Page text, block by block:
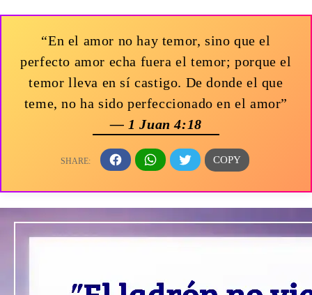
“En el amor no hay temor, sino que el
perfecto amor echa fuera el temor; porque el
temor lleva en sí castigo. De donde el que
teme, no ha sido perfeccionado en el amor”
— 1 Juan 4:18